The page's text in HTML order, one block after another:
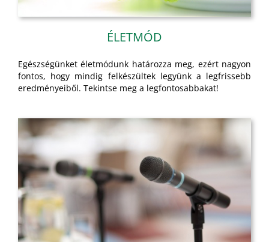
ÉLETMÓD
Egészségünket életmódunk határozza meg, ezért nagyon
fontos, hogy mindig felkészültek legyünk a legfrissebb
eredményeiből. Tekintse meg a legfontosabbakat!